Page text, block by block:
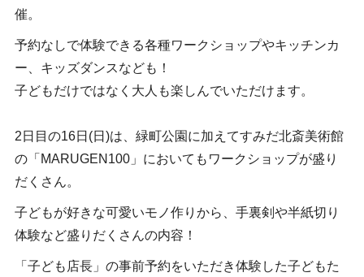
催。
予約なしで体験できる各種ワークショップやキッチンカ
ー、キッズダンスなども！
子どもだけではなく大人も楽しんでいただけます。
2日目の16日(日)は、緑町公園に加えてすみだ北斎美術館
の「MARUGEN100」においてもワークショップが盛り
だくさん。
子どもが好きな可愛いモノ作りから、手裏剣や半紙切り
体験など盛りだくさんの内容！
「子ども店長」の事前予約をいただき体験した子どもた